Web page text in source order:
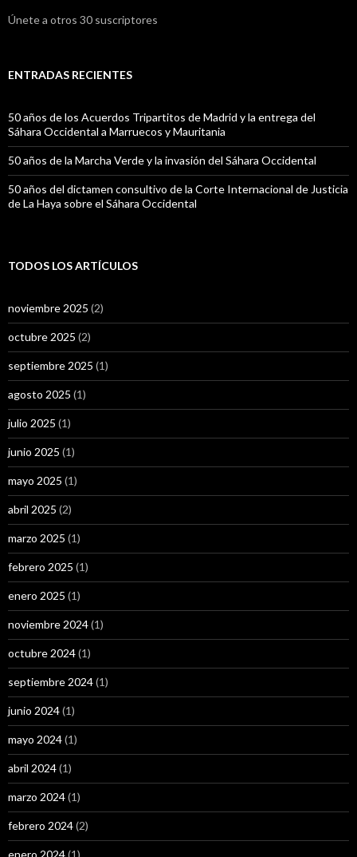
Únete a otros 30 suscriptores
ENTRADAS RECIENTES
50 años de los Acuerdos Tripartitos de Madrid y la entrega del
Sáhara Occidental a Marruecos y Mauritania
50 años de la Marcha Verde y la invasión del Sáhara Occidental
50 años del dictamen consultivo de la Corte Internacional de Justicia
de La Haya sobre el Sáhara Occidental
TODOS LOS ARTÍCULOS
noviembre 2025 (2)
octubre 2025 (2)
septiembre 2025 (1)
agosto 2025 (1)
julio 2025 (1)
junio 2025 (1)
mayo 2025 (1)
abril 2025 (2)
marzo 2025 (1)
febrero 2025 (1)
enero 2025 (1)
noviembre 2024(1)
octubre 2024(1)
septiembre 2024(1)
junio 2024(1)
mayo 2024(1)
abril 2024(1)
marzo 2024(1)
febrero 2024(2)
enero 2024(1)